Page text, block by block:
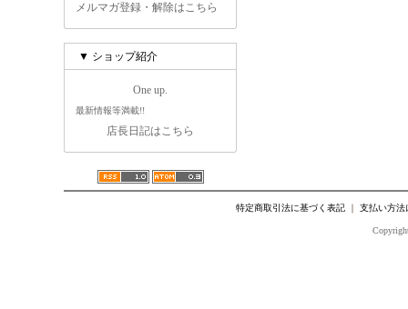
メルマガ登録・解除はこちら
▼ ショップ紹介
One up.
最新情報等満載!!
店長日記はこちら
特定商取引法に基づく表記｜ 支払い方法